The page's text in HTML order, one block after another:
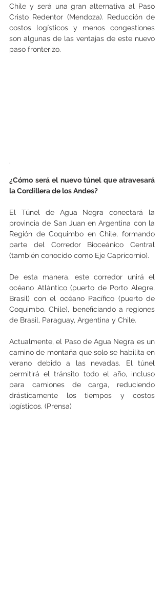
Chile y será una gran alternativa al Paso
Cristo Redentor (Mendoza). Reducción de
costos logísticos y menos congestiones
son algunas de las ventajas de este nuevo
paso fronterizo.
.
¿Cómo será el nuevo túnel que atravesará
la Cordillera de los Andes?
El Túnel de Agua Negra conectará la
provincia de San Juan en Argentina con la
Región de Coquimbo en Chile, formando
parte del Corredor Bioceánico Central
(también conocido como Eje Capricornio).
De esta manera, este corredor unirá el
océano Atlántico (puerto de Porto Alegre,
Brasil) con el océano Pacífico (puerto de
Coquimbo, Chile), beneficiando a regiones
de Brasil, Paraguay, Argentina y Chile.
Actualmente, el Paso de Agua Negra es un
camino de montaña que solo se habilita en
verano debido a las nevadas. El túnel
permitirá el tránsito todo el año, incluso
para camiones de carga, reduciendo
drásticamente los tiempos y costos
logísticos. (Prensa)